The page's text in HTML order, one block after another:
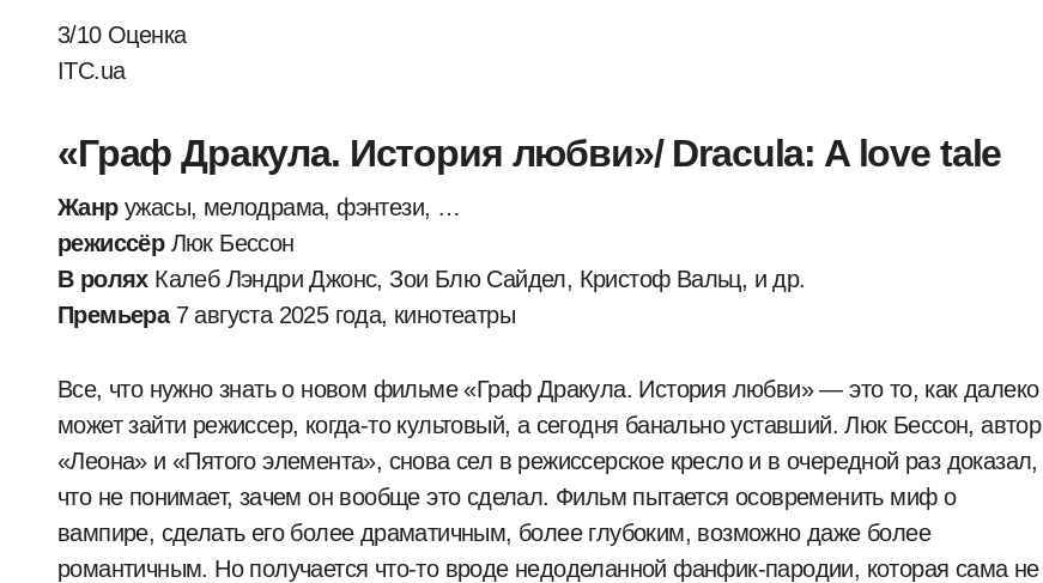
3/10 Оценка
ITC.ua
«Граф Дракула. История любви»/ Dracula: A love tale
Жанр ужасы, мелодрама, фэнтези, …
режиссёрЛюк Бессон
В роляхКалеб Лэндри Джонс, Зои Блю Сайдел, Кристоф Вальц, и др.
Премьера7 августа 2025 года, кинотеатры
Все, что нужно знать о новом фильме «Граф Дракула. История любви» — это то, как далеко
может зайти режиссер, когда-то культовый, а сегодня банально уставший. Люк Бессон, автор
«Леона» и «Пятого элемента», снова сел в режиссерское кресло и в очередной раз доказал,
что не понимает, зачем он вообще это сделал. Фильм пытается осовременить миф о
вампире, сделать его более драматичным, более глубоким, возможно даже более
романтичным. Но получается что-то вроде недоделанной фанфик-пародии, которая сама не